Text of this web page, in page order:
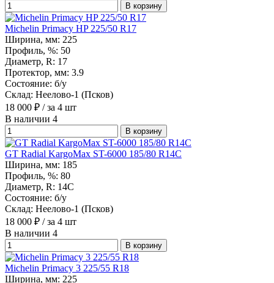
В корзину
Michelin Primacy HP 225/50 R17
Ширина, мм: 225
Профиль, %: 50
Диаметр, R: 17
Протектор, мм: 3.9
Состояние: б/у
Склад: Неелово-1 (Псков)
18 000 ₽ / за 4 шт
В наличии 4
В корзину
GT Radial KargoMax ST-6000 185/80 R14C
Ширина, мм: 185
Профиль, %: 80
Диаметр, R: 14С
Состояние: б/у
Склад: Неелово-1 (Псков)
18 000 ₽ / за 4 шт
В наличии 4
В корзину
Michelin Primacy 3 225/55 R18
Ширина, мм: 225